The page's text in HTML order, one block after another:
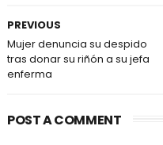
PREVIOUS
Mujer denuncia su despido
tras donar su riñón a su jefa
enferma
POST A COMMENT